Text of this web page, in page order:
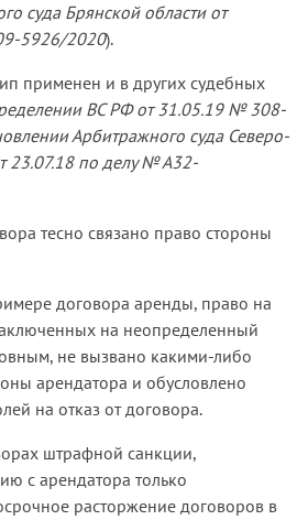
суда Брянской области от
5926/2020).
применен и в других судебных
ВС РФ от 31.05.19 № 308-
Арбитражного суда Северо-
23.07.18 по делу № А32-
тесно связано право стороны
договора аренды, право на
на неопределенный
не вызвано какими-либо
арендатора и обусловлено
на отказ от договора.
штрафной санкции,
с арендатора только
расторжение договоров в